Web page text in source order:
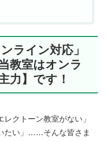
ライン対応」
教室はオンラ
力】です！
レクトーン教室がない」
たい」……そんな皆さま